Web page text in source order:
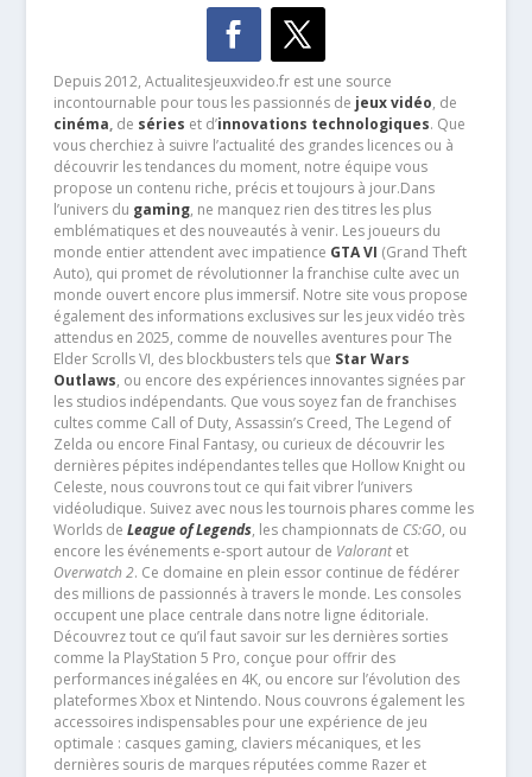
Depuis 2012, Actualitesjeuxvideo.fr est une source
incontournable pour tous les passionnés de jeux vidéo, de
cinéma,de séries et d’innovations technologiques. Que
vous cherchiez à suivre l’actualité des grandes licences ou à
découvrir les tendances du moment, notre équipe vous
propose un contenu riche, précis et toujours à jour.Dans
l’univers du gaming, ne manquez rien des titres les plus
emblématiques et des nouveautés à venir. Les joueurs du
monde entier attendent avec impatience GTA VI (Grand Theft
Auto), qui promet de révolutionner la franchise culte avec un
monde ouvert encore plus immersif. Notre site vous propose
également des informations exclusives sur les jeux vidéo très
attendus en 2025, comme de nouvelles aventures pour The
Elder Scrolls VI, des blockbusters tels que Star Wars
Outlaws, ou encore des expériences innovantes signées par
les studios indépendants. Que vous soyez fan de franchises
cultes comme Call of Duty, Assassin’s Creed, The Legend of
Zelda ou encore Final Fantasy, ou curieux de découvrir les
dernières pépites indépendantes telles que Hollow Knight ou
Celeste, nous couvrons tout ce qui fait vibrer l’univers
vidéoludique. Suivez avec nous les tournois phares comme les
Worlds de League of Legends, les championnats de CS:GO, ou
encore les événements e-sport autour de Valorantet
Overwatch 2. Ce domaine en plein essor continue de fédérer
des millions de passionnés à travers le monde. Les consoles
occupent une place centrale dans notre ligne éditoriale.
Découvrez tout ce qu’il faut savoir sur les dernières sorties
comme la PlayStation 5 Pro, conçue pour offrir des
performances inégalées en 4K, ou encore sur l’évolution des
plateformes Xbox et Nintendo. Nous couvrons également les
accessoires indispensables pour une expérience de jeu
optimale : casques gaming, claviers mécaniques, et les
dernières souris de marques réputées comme Razer et